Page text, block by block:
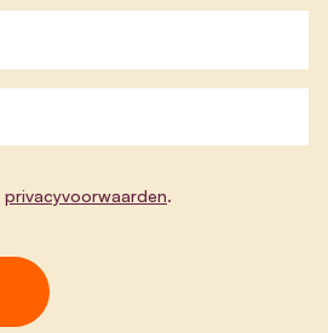
privacyvoorwaarden.